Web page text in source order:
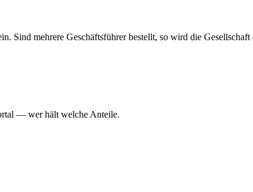
Sind mehrere Geschäftsführer bestellt, so wird die
— wer hält welche Anteile.